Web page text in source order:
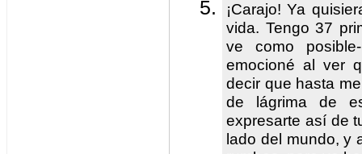
¡Carajo! Ya
vida. Tengo 37
ve como
emocioné al ver
decir que hasta
de lágrima de
expresarte así de
lado del mundo, y